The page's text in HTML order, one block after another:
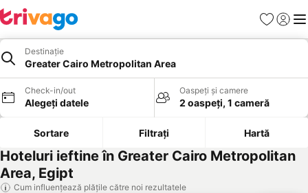
Favorite
Destinație
Greater Cairo Metropolitan Area
Check-in/out
Alegeți datele
Oaspeți și camere
2 oaspeți, 1 cameră
Sortare Filtrați Hartă
Hoteluri ieftine în Greater Cairo Metropolitan
Area, Egipt
Cum influențează plățile către noi rezultatele